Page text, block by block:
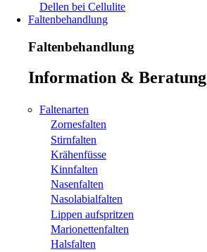
Dellen bei Cellulite
Faltenbehandlung
Faltenbehandlung
Information & Beratung
Faltenarten
Zornesfalten
Stirnfalten
Krähenfüsse
Kinnfalten
Nasenfalten
Nasolabialfalten
Lippen aufspritzen
Marionettenfalten
Halsfalten